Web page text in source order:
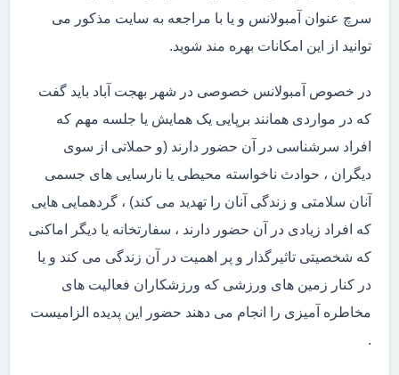
سرچ عنوان آمبولانس و یا با مراجعه به سایت مذکور می
توانید از این امکانات بهره مند شوید.
در خصوص آمبولانس خصوصی در شهر بهجت آباد باید گفت
که در مواردی همانند برپایی یک همایش یا جلسه مهم که
افراد سرشناسی در آن حضور دارند (و حملاتی از سوی
دیگران ، حوادث ناخواسته محیطی یا نارسایی های جسمی
آنان سلامتی و زندگی آنان را تهدید می کند) ، گردهمایی هایی
که افراد زیادی در آن حضور دارند ، سفارتخانه یا دیگر اماکنی
که شخصیتی تاثیرگذار و پر اهمیت در آن زندگی می کند و یا
در کنار زمین های ورزشی که ورزشکاران فعالیت های
مخاطره آمیزی را انجام می دهند حضور این پدیده الزامیست
.